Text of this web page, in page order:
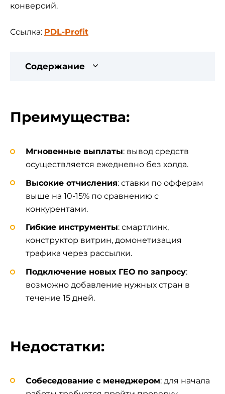
конверсий.
Ссылка: PDL-Profit
Содержание
Преимущества:
Мгновенные выплаты: вывод средств
осуществляется ежедневно без холда.
Высокие отчисления: ставки по офферам
выше на 10-15% по сравнению с
конкурентами.
Гибкие инструменты: смартлинк,
конструктор витрин, домонетизация
трафика через рассылки.
Подключение новых ГЕО по запросу:
возможно добавление нужных стран в
течение 15 дней.
Недостатки:
Собеседование с менеджером: для начала